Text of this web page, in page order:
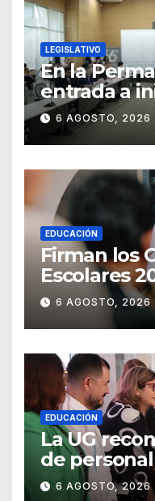
LEGISLATIVO
En la
entrada a
materia
6 AGOSTO, 2026
EDUCACIÓN
Firman los
Escolares
Guanajuato
6 AGOSTO, 2026
EDUCACIÓN
La UG
de
agradece
6 AGOSTO, 2026